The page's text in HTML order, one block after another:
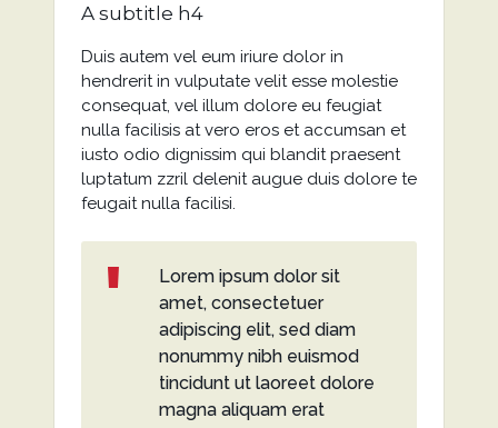
A subtitle h4
Duis autem vel eum iriure dolor in
hendrerit in vulputate velit esse molestie
consequat, vel illum dolore eu feugiat
nulla facilisis at vero eros et accumsan et
iusto odio dignissim qui blandit praesent
luptatum zzril delenit augue duis dolore te
feugait nulla facilisi.
Lorem ipsum dolor sit
amet, consectetuer
adipiscing elit, sed diam
nonummy nibh euismod
tincidunt ut laoreet dolore
magna aliquam erat